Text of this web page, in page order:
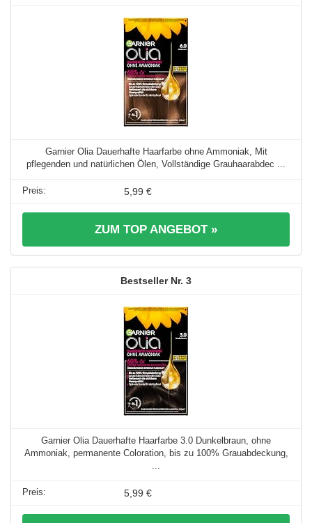
Garnier Olia Dauerhafte Haarfarbe ohne Ammoniak, Mit
pflegenden und natürlichen Ölen, Vollständige Grauhaarabdec ...
5,99 €
ZUM TOP ANGEBOT »
3
Garnier Olia Dauerhafte Haarfarbe 3.0 Dunkelbraun, ohne
Ammoniak, permanente Coloration, bis zu 100% Grauabdeckung,
5,99 €